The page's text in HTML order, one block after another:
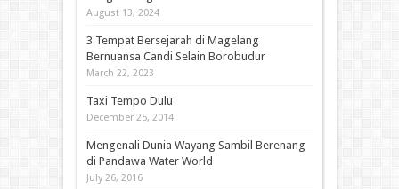
August 13, 2024
3 Tempat Bersejarah di Magelang
Bernuansa Candi Selain Borobudur
March 22, 2023
Taxi Tempo Dulu
December 25, 2014
Mengenali Dunia Wayang Sambil Berenang
di Pandawa Water World
July 26, 2016